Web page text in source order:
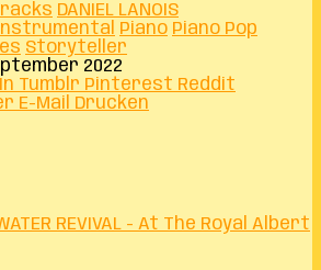
DANIEL LANOIS
Instrumental Piano Piano Pop
Storyteller
2022
Tumblr Pinterest Reddit
E-Mail Drucken
REVIVAL - At The Royal Albert